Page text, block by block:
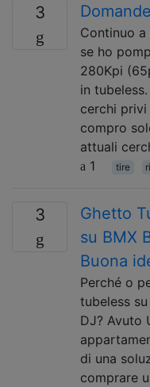
3
Continuo
se ho
280Kpi
in
cerchi privi
compro
attuali
1
tire
3
Ghetto
su BMX
Buona
Perché o
tubeless
DJ? Avuto
di una
comprare